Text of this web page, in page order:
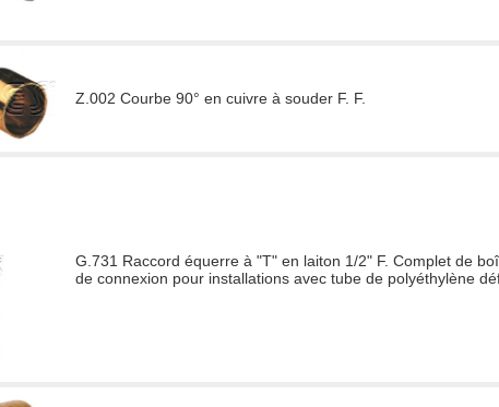
Z.002 Courbe 90° en cuivre à souder F. F.
G.731 Raccord équerre à "T" en laiton 1/2" F. Complet de
de connexion pour installations avec tube de polyéthylène